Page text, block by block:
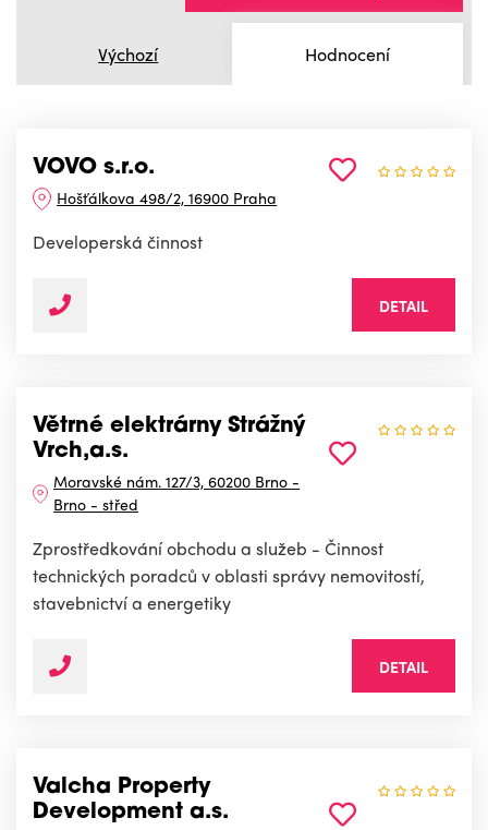
Výchozí Hodnocení
VOVO s.r.o.
Hošťálkova 498/2, 16900 Praha
Developerská činnost
DETAIL
Větrné elektrárny Strážný
Vrch,a.s.
Moravské nám. 127/3, 60200 Brno -
Brno - střed
Zprostředkování obchodu a služeb - Činnost
technických poradců v oblasti správy nemovitostí,
stavebnictví a energetiky
DETAIL
Valcha Property
Development a.s.